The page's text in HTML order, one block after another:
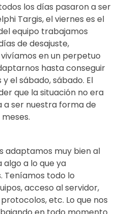
los días pasaron a ser
Targis, el viernes es el
equipo trabajamos
de desajuste,
en un perpetuo
hasta conseguir
el sábado, sábado. El
que la situación no era
a ser nuestra forma de
adaptamos muy bien al
a lo que ya
Teníamos todo lo
acceso al servidor,
etc. Lo que nos